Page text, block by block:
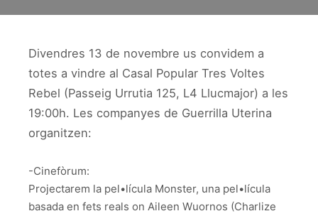
Divendres 13 de novembre us convidem a
totes a vindre al Casal Popular Tres Voltes
Rebel (Passeig Urrutia 125, L4 Llucmajor) a les
19:00h. Les companyes de Guerrilla Uterina
organitzen:
-Cinefòrum:
Projectarem la pel•lícula Monster, una pel•lícula
basada en fets reals on Aileen Wuornos (Charlize